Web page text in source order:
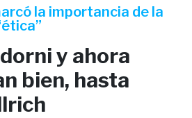
la importancia de la
y ahora
bien, hasta